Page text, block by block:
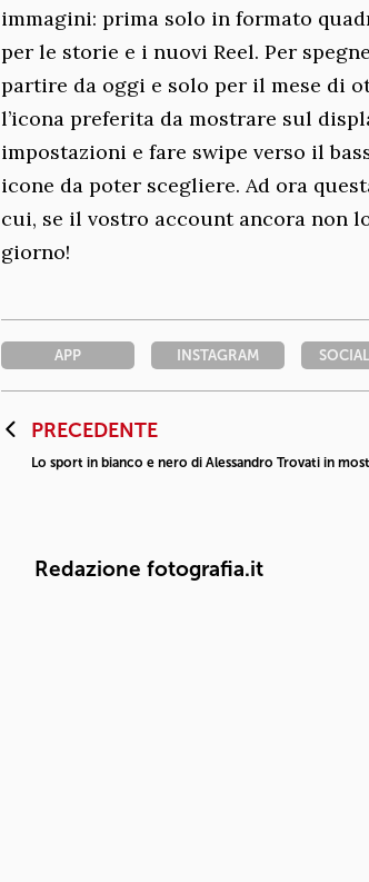
immagini: prima solo in formato
per le storie e i nuovi Reel. Per
partire da oggi e solo per il mese di
l’icona preferita da mostrare sul
impostazioni e fare swipe verso il
icone da poter scegliere. Ad ora
cui, se il vostro account ancora non
giorno!
APP INSTAGRAM
PRECEDENTE
Lo sport in bianco e nero di Alessandro Trovati in
Redazione fotografia.it